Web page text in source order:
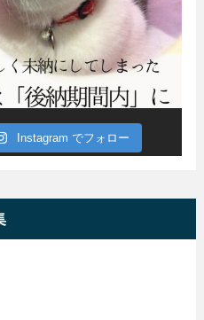
Instagram でフォロー